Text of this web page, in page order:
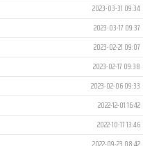
2023-03-31 09:34
2023-03-17 09:37
2023-02-21 09:07
2023-02-17 09:38
2023-02-06 09:33
2022-12-01 16:42
2022-10-17 13:46